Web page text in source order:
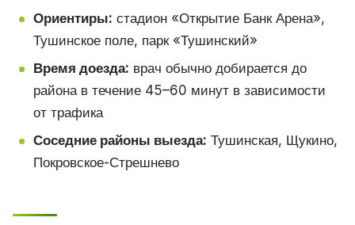
Ориентиры: стадион «Открытие Банк Арена»,
Тушинское поле, парк «Тушинский»
Время доезда: врач обычно добирается до
района в течение 45–60 минут в зависимости
от трафика
Соседние районы выезда: Тушинская, Щукино,
Покровское-Стрешнево